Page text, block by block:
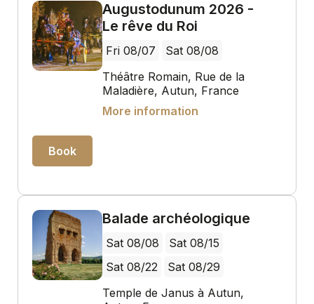
Augustodunum 2026 -
Le rêve du Roi
Fri 08/07
Sat 08/08
Théâtre Romain, Rue de la
Maladière, Autun, France
More information
Book
Balade archéologique
Sat 08/08
Sat 08/15
Sat 08/22
Sat 08/29
Temple de Janus à Autun,